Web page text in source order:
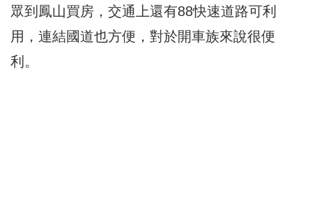
眾到鳳山買房，交通上還有88快速道路可利
用，連結國道也方便，對於開車族來說很便
利。